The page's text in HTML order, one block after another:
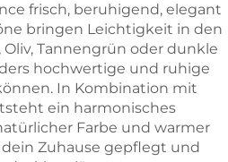
frisch, beruhigend, elegant
bringen Leichtigkeit in den
Oliv, Tannengrün oder dunkle
hochwertige und ruhige
In Kombination mit
ein harmonisches
Farbe und warmer
Zuhause gepflegt und